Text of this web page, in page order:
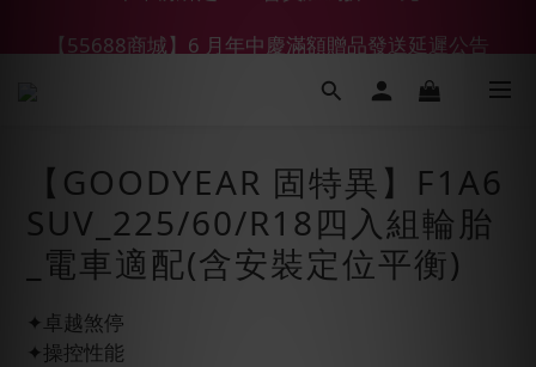
【鑽石熊/金熊新客首購限定】優惠搭車金
【GOODYEAR 固特異】F1A6
SUV_225/60/R18四入組輪胎
_電車適配(含安裝定位平衡)
✦卓越煞停
✦操控性能